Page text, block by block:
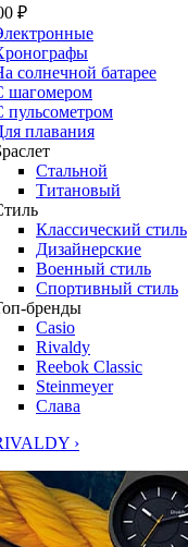
₽
солнечной батарее
шагомером
пульсометром
плавания
Стальной
Титановый
Классический стиль
Дизайнерские
Военный стиль
Спортивный стиль
бренды
Casio
Rivaldy
Reebok Classic
Steinmeyer
Слава
›